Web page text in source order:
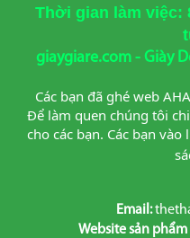
Thời gian làm việc:
giaygiare.com - Giày
Các bạn đã ghé web
Để làm quen chúng tôi
cho các bạn. Các bạn vào
Email:
Website sản phẩm